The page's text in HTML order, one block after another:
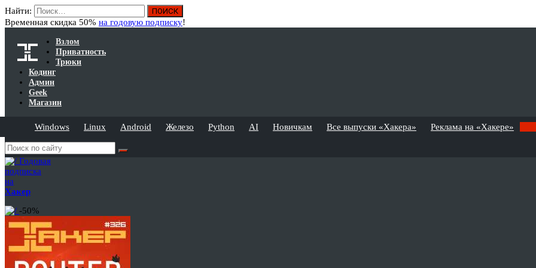
Найти:
Временная скидка 50% на годовую подписку!
Взлом
Приватность
Трюки
Кодинг
Админ
Geek
Магазин
Windows Linux Android Железо Python AI Новичкам Все выпуски «Хакера» Реклама на «Хакере»
Годовая
подписка
на
Хакер
-50%